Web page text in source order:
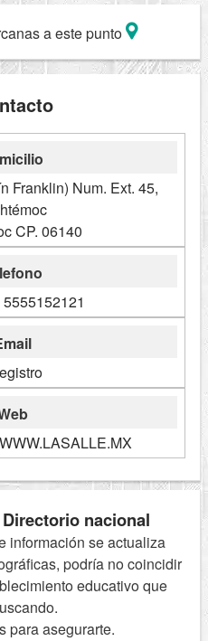
a este punto
Franklin) Num. Ext. 45,
CP. 06140
nacional
información se actualiza
podría no coincidir
educativo que
para asegurarte.